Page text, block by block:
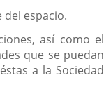
espacio.
así como el
que se puedan
a la Sociedad